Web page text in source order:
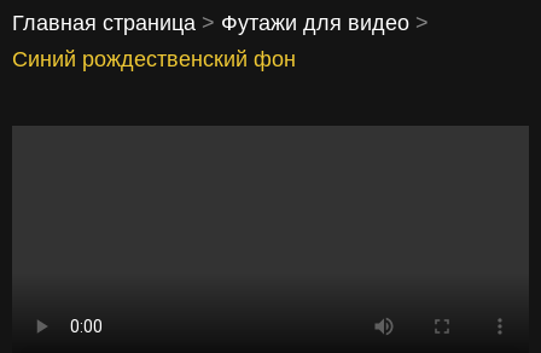
Главная страница > Футажи для видео >
Синий рождественский фон